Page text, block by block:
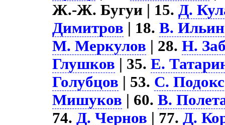
Ж.-Ж. Бугуи | 15.Д.
Димитров | 18.В. Ильин
М. Меркулов | 28.Н.
Глушков | 35.Е.
Голубцов | 53. С.
Мишуков | 60.В.
74.Д. Чернов | 77.Д.